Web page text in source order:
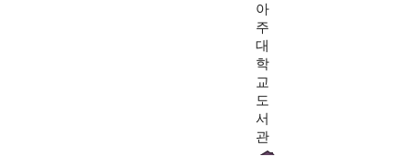
아
주
대
학
교
도
서
관